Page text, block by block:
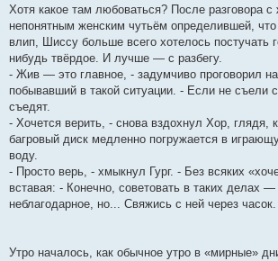
Хотя какое там любоваться? После разговора
непонятным женским чутьём определившей, что
влип, Шиссу больше всего хотелось постучать
нибудь твёрдое. И лучше — с разбегу.
- Жив — это главное, - задумчиво проговорил
побывавший в такой ситуации. - Если не съели
съедят.
- Хочется верить, - снова вздохнул Хор, глядя,
багровый диск медленно погружается в
воду.
- Просто верь, - хмыкнул Гург. - Без всяких
вставая: - Конечно, советовать в таких делах —
неблагодарное, но... Свяжись с ней через часок.
Утро началось, как обычное утро в «мирные»